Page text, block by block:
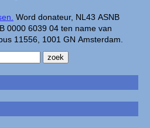
Word donateur, NL43 ASNB
0000 6039 04 ten name van
11556, 1001 GN Amsterdam.